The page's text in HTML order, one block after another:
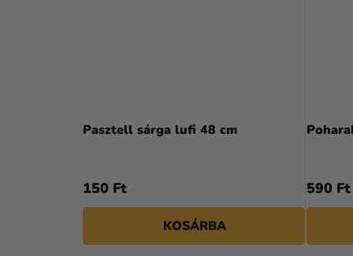
Pasztell sárga lufi 48 cm
150 Ft
KOSÁRBA
590 Ft